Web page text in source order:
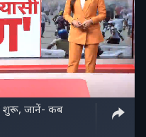
शुरू, जानें- कब